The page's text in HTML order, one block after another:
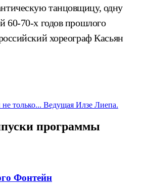
танцовщицу, одну
60-70-х годов прошлого
хореограф Касьян
только... Ведущая Илзе Лиепа.
программы
Фонтейн